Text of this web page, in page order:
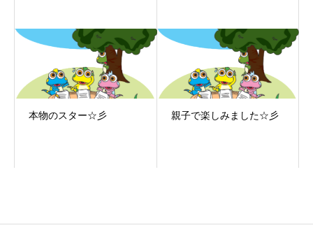
本物のスター☆彡 親子で楽しみました☆彡